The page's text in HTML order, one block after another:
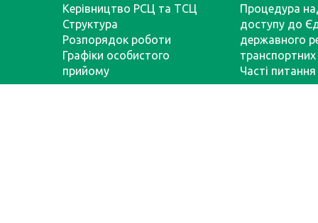
Керівництво РСЦ та ТСЦ
Структура
Розпорядок роботи
Графіки особистого
прийому
Процедура
доступу до
державного
транспортних
Часті питання